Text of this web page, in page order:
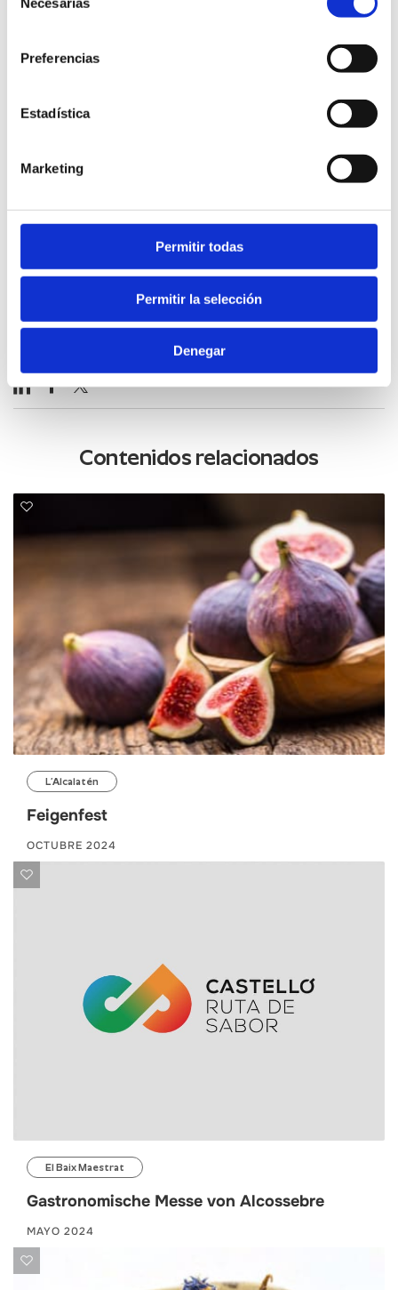
Preferencias
Estadística
Marketing
Permitir todas
Permitir la selección
Denegar
Contenidos relacionados
L’Alcalatén
Feigenfest
OCTUBRE 2024
El Baix Maestrat
Gastronomische Messe von Alcossebre
MAYO 2024